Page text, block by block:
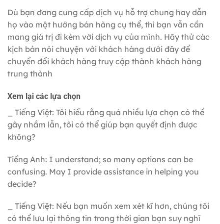
Dù bạn đang cung cấp dịch vụ hỗ trợ chung hay dẫn
họ vào một hướng bán hàng cụ thể, thì bạn vẫn cần
mang giá trị đi kèm với dịch vụ của mình. Hãy thử các
kịch bản nói chuyện với khách hàng dưới đây để
chuyển đổi khách hàng truy cập thành khách hàng
trung thành
Xem lại các lựa chọn
_ Tiếng Việt: Tôi hiểu rằng quá nhiều lựa chọn có thể
gây nhầm lẫn, tôi có thể giúp bạn quyết định được
không?
Tiếng Anh: I understand; so many options can be
confusing. May I provide assistance in helping you
decide?
_ Tiếng Việt: Nếu bạn muốn xem xét kĩ hơn, chúng tôi
có thể lưu lại thông tin trong thời gian bạn suy nghĩ